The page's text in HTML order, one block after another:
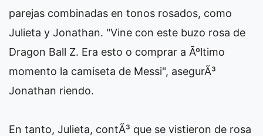
parejas combinadas en tonos rosados, como
Julieta y Jonathan. "Vine con este buzo rosa de
Dragon Ball Z. Era esto o comprar a Ãºltimo
momento la camiseta de Messi", asegurÃ³
Jonathan riendo.
En tanto, Julieta, contÃ³ que se vistieron de rosa